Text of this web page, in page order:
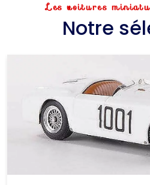
Les voitures
Notre